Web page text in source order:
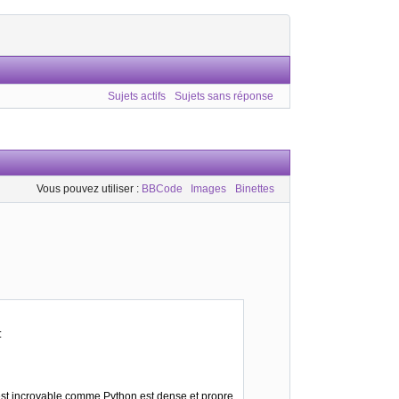
Sujets actifs Sujets sans réponse
Vous pouvez utiliser : BBCode Images Binettes